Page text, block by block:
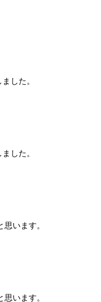
した。
した。
います。
います。